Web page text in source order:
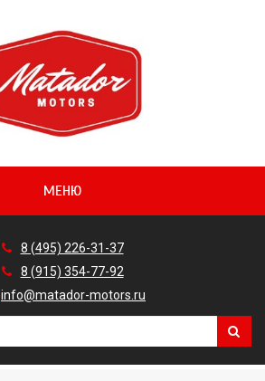
МЕНЮ
8 (495) 226-31-37
8 (915) 354-77-92
info@matador-motors.ru